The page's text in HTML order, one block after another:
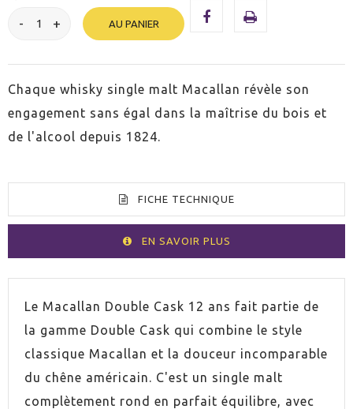
AU PANIER
Chaque whisky single malt Macallan révèle son
engagement sans égal dans la maîtrise du bois et
de l'alcool depuis 1824.
FICHE TECHNIQUE
EN SAVOIR PLUS
VOLUMEN 70cl
PAYS Écosse
Le Macallan Double Cask 12 ans fait partie de
la gamme Double Cask qui combine le style
classique Macallan et la douceur incomparable
du chêne américain. C'est un single malt
complètement rond en parfait équilibre, avec